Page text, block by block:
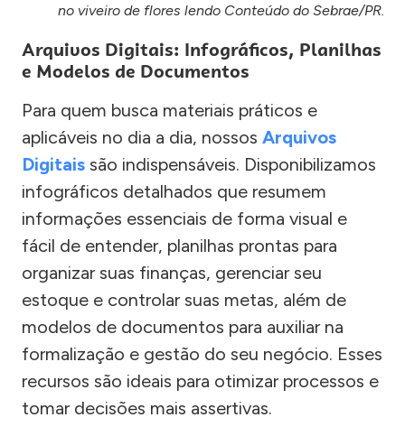
no viveiro de flores lendo Conteúdo do Sebrae/PR.
Arquivos Digitais: Infográficos, Planilhas
e Modelos de Documentos
Para quem busca materiais práticos e
aplicáveis no dia a dia, nossos Arquivos
Digitais são indispensáveis. Disponibilizamos
infográficos detalhados que resumem
informações essenciais de forma visual e
fácil de entender, planilhas prontas para
organizar suas finanças, gerenciar seu
estoque e controlar suas metas, além de
modelos de documentos para auxiliar na
formalização e gestão do seu negócio. Esses
recursos são ideais para otimizar processos e
tomar decisões mais assertivas.